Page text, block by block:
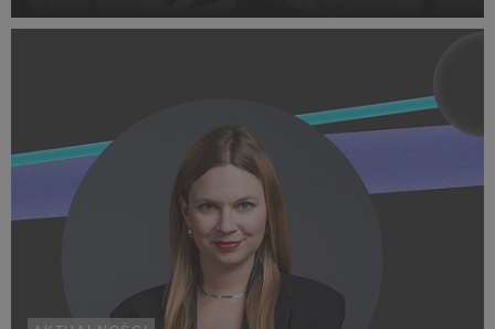
chorób rzadkich, zwrócenie uwagi na problemy pac...